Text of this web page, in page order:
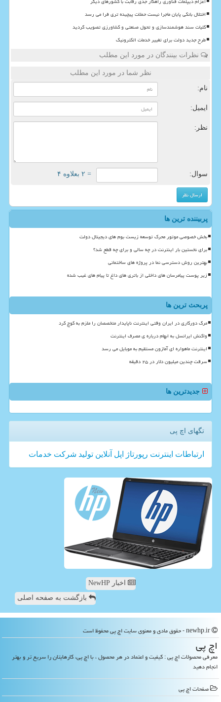
اختلال بانکی پایان ماجرا نیست حملات پیچیده تری فرا می رسد
کلیات سند هوشمندسازی و تحول صنعتی و کشاورزی تصویب گردید
طرح جدید دولت برای تغییر خدمات الکترونیک
نظرات بینندگان در مورد این مطلب
نظر شما در مورد این مطلب
نام:
ایمیل:
نظر:
سوال: = ۲ بعلاوه ۴
پربیننده ترین ها
بخش خصوصی موتور محرک توسعه زیست بوم های دیجیتال دولت
برای نخستین بار اینترنت در چه سالی و برای چه قطع شد؟
بهترین روش دسترسی نما در پروژه های ساختمانی
زیر پوست پیامرسان های داخلی از باتری های داغ تا پیام های غیب شده
پربحث ترین ها
مرگ دورکاری در ایران وقتی اینترنت ناپایدار متخصصان را ملزم به کوچ کرد
واکنش ایرانسل به ابهام درباره ی مصرف اینترنت
اینترنت ماهواره ای آمازون مستقیم به موبایل می رسد
سرقت چندین میلیون دلار در ۲۵ دقیقه
جدیدترین ها
تگهای اچ پی
ارتباطات اینترنت رپورتاژ اپل آنلاین تولید شركت خدمات
اخبار NewHP
بازگشت به صفحه اصلی
اچ پی
معرفی محصولات اچ پی : کیفیت و اعتماد در هر محصول ، با اچ پی، کارهایتان را سریع تر و بهتر
انجام دهید
صفحات اچ پی